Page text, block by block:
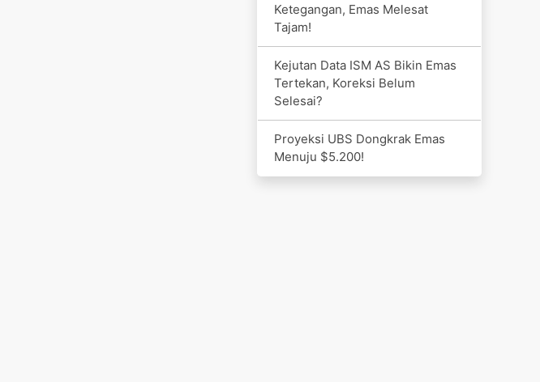
Ketegangan, Emas Melesat
Tajam!
Kejutan Data ISM AS Bikin Emas
Tertekan, Koreksi Belum
Selesai?
Proyeksi UBS Dongkrak Emas
Menuju $5.200!